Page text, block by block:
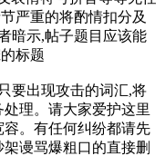
严重的将酌情扣分及
暗示,帖子题目应该能
标题
要出现攻击的词汇,将
理。请大家爱护这里
。有任何纠纷都请先
谩骂爆粗口的直接删